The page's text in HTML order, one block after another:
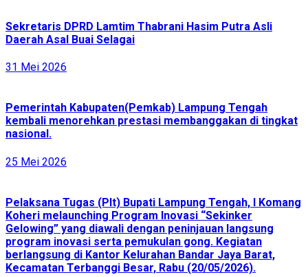
Sekretaris DPRD Lamtim Thabrani Hasim Putra Asli
Daerah Asal Buai Selagai
31 Mei 2026
Pemerintah Kabupaten(Pemkab) Lampung Tengah
kembali menorehkan prestasi membanggakan di tingkat
nasional.
25 Mei 2026
Pelaksana Tugas (Plt) Bupati Lampung Tengah, I Komang
Koheri melaunching Program Inovasi “Sekinker
Gelowing” yang diawali dengan peninjauan langsung
program inovasi serta pemukulan gong. Kegiatan
berlangsung di Kantor Kelurahan Bandar Jaya Barat,
Kecamatan Terbanggi Besar, Rabu (20/05/2026).